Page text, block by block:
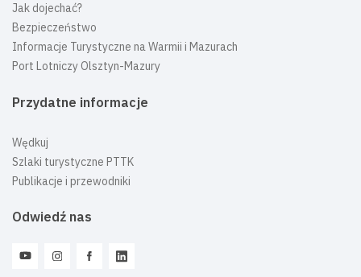
Jak dojechać?
Bezpieczeństwo
Informacje Turystyczne na Warmii i Mazurach
Port Lotniczy Olsztyn-Mazury
Przydatne informacje
Wędkuj
Szlaki turystyczne PTTK
Publikacje i przewodniki
Odwiedź nas